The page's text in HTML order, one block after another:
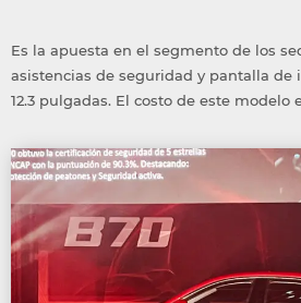
Es la apuesta en el segmento de los
asistencias de seguridad y pantalla
12.3 pulgadas. El costo de este modelo